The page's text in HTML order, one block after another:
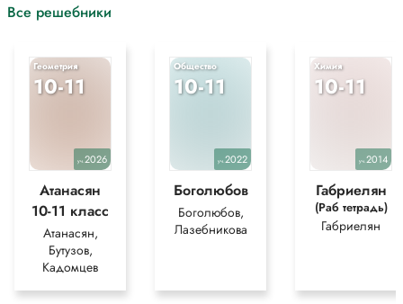
Все решебники
Геометрия
10-11
уч.2026
Атанасян
10-11 класс
Атанасян,
Бутузов,
Кадомцев
Общество
10-11
уч.2022
Боголюбов
Боголюбов,
Лазебникова
Химия
10-11
уч.2014
Габриелян
(Раб тетрадь)
Габриелян